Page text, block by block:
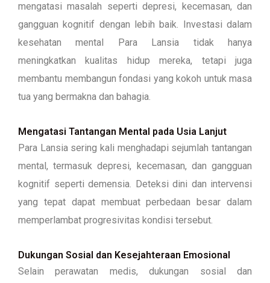
mengatasi masalah seperti depresi, kecemasan, dan
gangguan kognitif dengan lebih baik. Investasi dalam
kesehatan mental Para Lansia tidak hanya
meningkatkan kualitas hidup mereka, tetapi juga
membantu membangun fondasi yang kokoh untuk masa
tua yang bermakna dan bahagia.
Mengatasi Tantangan Mental pada Usia Lanjut
Para Lansia sering kali menghadapi sejumlah tantangan
mental, termasuk depresi, kecemasan, dan gangguan
kognitif seperti demensia. Deteksi dini dan intervensi
yang tepat dapat membuat perbedaan besar dalam
memperlambat progresivitas kondisi tersebut.
Dukungan Sosial dan Kesejahteraan Emosional
Selain perawatan medis, dukungan sosial dan